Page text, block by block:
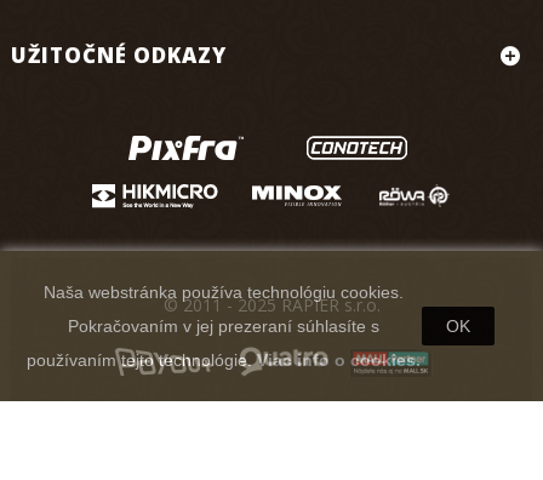
UŽITOČNÉ ODKAZY
Naša webstránka používa technológiu cookies.
Pokračovaním v jej prezeraní súhlasíte s
používaním tejto technológie.Viac info o cookies.
OK
© 2011 - 2025 RAPIER s.r.o.